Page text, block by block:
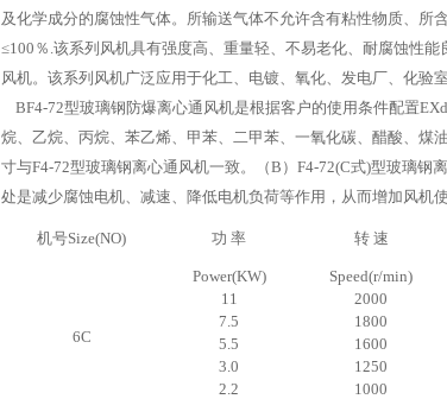
及化学成分的腐蚀性气体。所输送气体不允许含有粘性物质、
≤100％.该系列风机具有强度高、重量轻、不易老化、耐腐蚀性
风机。该系列风机广泛应用于化工、电镀、氧化、发电厂、化验
BF4-72型玻璃钢防爆离心通风机是根据客户的使用条件配置
烷、乙烷、丙烷、苯乙烯、甲苯、二甲苯、一氧化碳、醋酸、煤
寸与F4-72型玻璃钢离心通风机一致。（B）F4-72(C式)型玻璃
处是减少腐蚀电机、减速、降低电机负荷等作用，从而增加风机使
机号Size(NO) 功 率
Power(KW)
转 速
Speed(r/min)
6C
11 2000
7.5
1800
5.5
1600
3.0
1250
2.2
1000